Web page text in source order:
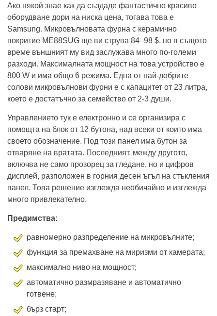
Ако някой знае как да създаде фантастично красиво
оборудване дори на ниска цена, тогава това е
Samsung. Микровълновата фурна с керамично
покритие ME88SUG ще ви струва 84–98 $, но в същото
време външният му вид заслужава много по-големи
разходи. Максималната мощност на това устройство е
800 W и има общо 6 режима. Една от най-добрите
солови микровълнови фурни е с капацитет от 23 литра,
което е достатъчно за семейство от 2-3 души.
Управлението тук е електронно и се организира с
помощта на блок от 12 бутона, над всеки от които има
своето обозначение. Под този панел има бутон за
отваряне на вратата. Последният, между другото,
включва не само прозорец за гледане, но и цифров
дисплей, разположен в горния десен ъгъл на стъкления
панел. Това решение изглежда необичайно и изглежда
много привлекателно.
Предимства:
равномерно разпределение на микровълните;
функция за премахване на миризми от камерата;
максимално ниво на мощност;
автоматично размразяване и автоматично
готвене;
бърз старт;